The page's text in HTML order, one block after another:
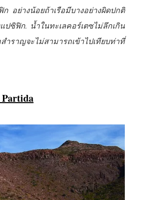
อย่างน้อยถ้าเรือมีบางอย่างผิดปกติ
ซิฟิก. น้ำในทะเลคอร์เตซไม่ลึกเกิน
ราญจะไม่สามารถเข้าไปเทียบท่าที่
Partida